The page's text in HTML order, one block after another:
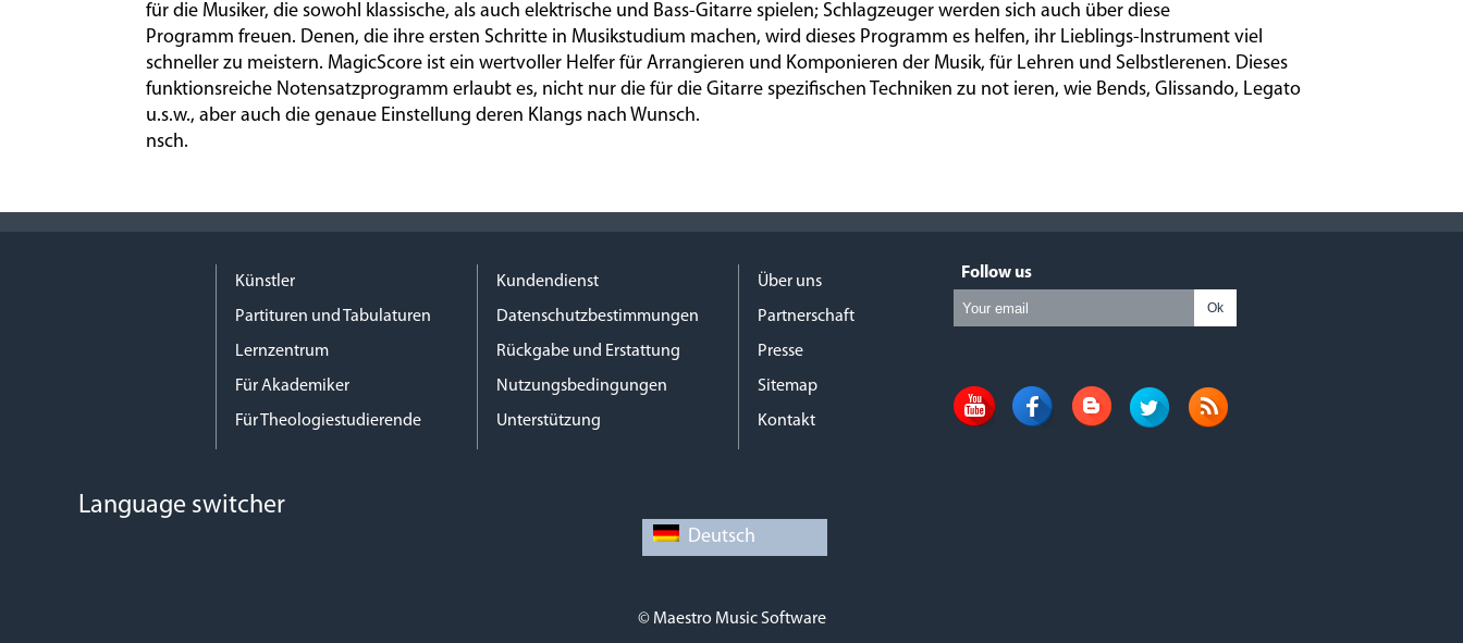
für die Musiker, die sowohl klassische, als auch elektrische und Bass-Gitarre spielen; Schlagzeuger werden sich auch über diese
Programm freuen. Denen, die ihre ersten Schritte in Musikstudium machen, wird dieses Programm es helfen, ihr Lieblings-Instrument viel
schneller zu meistern. MagicScore ist ein wertvoller Helfer für Arrangieren und Komponieren der Musik, für Lehren und Selbstlerenen. Dieses
funktionsreiche Notensatzprogramm erlaubt es, nicht nur die für die Gitarre spezifischen Techniken zu not ieren, wie Bends, Glissando, Legato
u.s.w., aber auch die genaue Einstellung deren Klangs nach Wunsch.
nsch.
Künstler
Partituren und Tabulaturen
Lernzentrum
Für Akademiker
Für Theologiestudierende
Kundendienst
Datenschutzbestimmungen
Rückgabe und Erstattung
Nutzungsbedingungen
Unterstützung
Über uns
Partnerschaft
Presse
Sitemap
Kontakt
Follow us
Ok
Language switcher
Deutsch
© Maestro Music Software